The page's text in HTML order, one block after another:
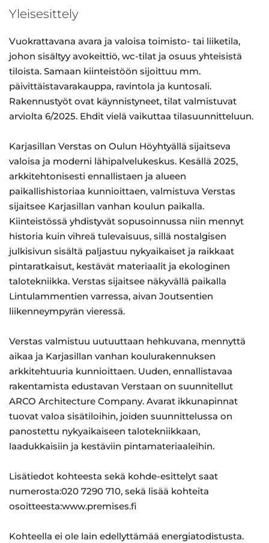
Yleisesittely
Vuokrattavana avara ja valoisa toimisto- tai liiketila,
johon sisältyy avokeittiö, wc-tilat ja osuus yhteisistä
tiloista. Samaan kiinteistöön sijoittuu mm.
päivittäistavarakauppa, ravintola ja kuntosali.
Rakennustyöt ovat käynnistyneet, tilat valmistuvat
arviolta 6/2025. Ehdit vielä vaikuttaa tilasuunnitteluun.
Karjasillan Verstas on Oulun Höyhtyällä sijaitseva
valoisa ja moderni lähipalvelukeskus. Kesällä 2025,
arkkitehtonisesti ennallistaen ja alueen
paikallishistoriaa kunnioittaen, valmistuva Verstas
sijaitsee Karjasillan vanhan koulun paikalla.
Kiinteistössä yhdistyvät sopusoinnussa niin mennyt
historia kuin vihreä tulevaisuus, sillä nostalgisen
julkisivun sisältä paljastuu nykyaikaiset ja raikkaat
pintaratkaisut, kestävät materiaalit ja ekologinen
talotekniikka. Verstas sijaitsee näkyvällä paikalla
Lintulammentien varressa, aivan Joutsentien
liikenneympyrän vieressä.
Verstas valmistuu uutuuttaan hehkuvana, mennyttä
aikaa ja Karjasillan vanhan koulurakennuksen
arkkitehtuuria kunnioittaen. Uuden, ennallistavaa
rakentamista edustavan Verstaan on suunnitellut
ARCO Architecture Company. Avarat ikkunapinnat
tuovat valoa sisätiloihin, joiden suunnittelussa on
panostettu nykyaikaiseen talotekniikkaan,
laadukkaisiin ja kestäviin pintamateriaaleihin.
Lisätiedot kohteesta sekä kohde-esittelyt saat
numerosta:020 7290 710, sekä lisää kohteita
osoitteesta:www.premises.fi
Kohteella ei ole lain edellyttämää energiatodistusta.